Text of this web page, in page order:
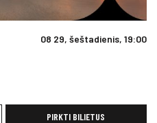
08 29, šeštadienis, 19:00
PIRKTI BILIETUS